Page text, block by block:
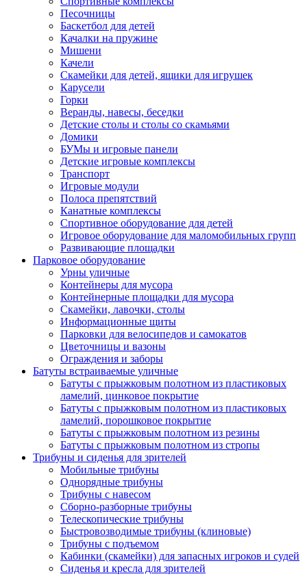
Песочницы
Баскетбол для детей
Качалки на пружине
Мишени
Качели
Скамейки для детей, ящики для игрушек
Карусели
Горки
Веранды, навесы, беседки
Детские столы и столы со скамьями
Домики
БУМы и игровые панели
Детские игровые комплексы
Транспорт
Игровые модули
Полоса препятствий
Канатные комплексы
Спортивное оборудование для детей
Игровое оборудование для маломобильных групп
Развивающие площадки
Парковое оборудование
Урны уличные
Контейнеры для мусора
Контейнерные площадки для мусора
Скамейки, лавочки, столы
Информационные щиты
Парковки для велосипедов и самокатов
Цветочницы и вазоны
Ограждения и заборы
Батуты встраиваемые уличные
Батуты с прыжковым полотном из пластиковых
ламелий, цинковое покрытие
Батуты с прыжковым полотном из пластиковых
ламелий, порошковое покрытие
Батуты с прыжковым полотном из резины
Батуты с прыжковым полотном из стропы
Трибуны и сиденья для зрителей
Мобильные трибуны
Однорядные трибуны
Трибуны с навесом
Сборно-разборные трибуны
Телескопические трибуны
Быстровозводимые трибуны (клиновые)
Трибуны с подъемом
Кабинки (скамейки) для запасных игроков и судей
Сиденья и кресла для зрителей